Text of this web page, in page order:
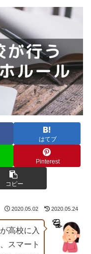
はてブ
Pinterest
コピー
2020.05.02 2020.05.24
高校に入
スマート